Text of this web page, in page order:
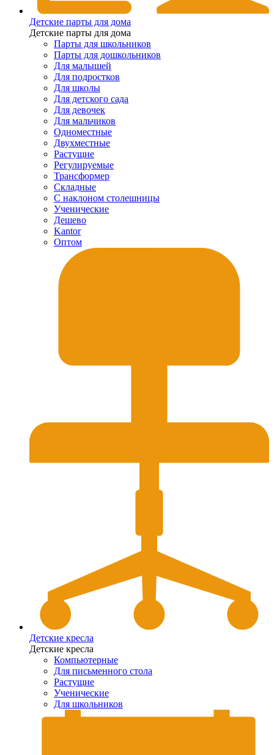
Детские парты для дома
Детские парты для дома
Парты для школьников
Парты для дошкольников
Для малышей
Для подростков
Для школы
Для детского сада
Для девочек
Для мальчиков
Одноместные
Двухместные
Растущие
Регулируемые
Трансформер
Складные
С наклоном столешницы
Ученические
Дешево
Kantor
Оптом
Детские кресла
Детские кресла
Компьютерные
Для письменного стола
Растущие
Ученические
Для школьников